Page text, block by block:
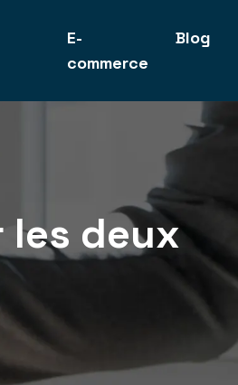
E-
commerce
Blog
les deux